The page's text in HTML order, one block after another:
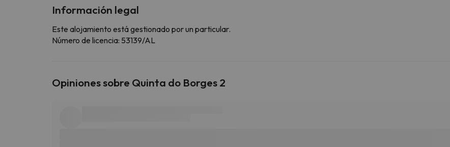
Información legal
Este alojamiento está gestionado por un particular.
Número de licencia: 53139/AL
Opiniones sobre Quinta do Borges 2